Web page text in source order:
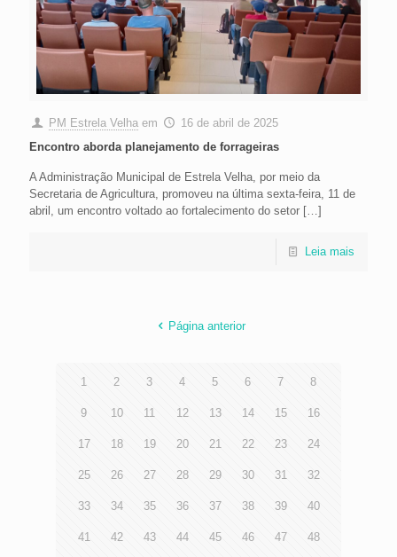
PM Estrela Velha em
16 de abril de 2025
Encontro aborda planejamento de forrageiras
A Administração Municipal de Estrela Velha, por meio da
Secretaria de Agricultura, promoveu na última sexta-feira, 11 de
abril, um encontro voltado ao fortalecimento do setor […]
Leia mais
Página anterior
1 2 3 4 5 6 7 8
9 10 11 12 13 14 15 16
17 18 19 20 21 22 23 24
25 26 27 28 29 30 31 32
33 34 35 36 37 38 39 40
41 42 43 44 45 46 47 48